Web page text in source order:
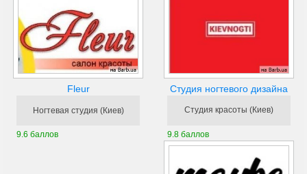
Fleur
Ногтевая студия (Киев)
9.6 баллов
Студия ногтевого дизайна
Студия красоты (Киев)
9.8 баллов